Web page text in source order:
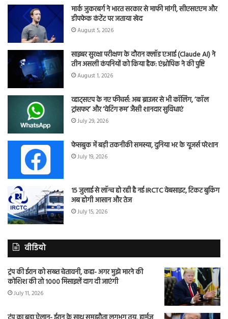
मार्क जुकरबर्ग ने भारत सरकार से माफी मांगी, सीएसएएम और
डीपफेक कंटेंट पर जताया खेद
August 5, 2026
साइबर सुरक्षा परीक्षण के दौरान क्लॉड एआई (Claude AI) ने
तीन असली कंपनियों को किया हैक: एंथ्रोपिक ने की पुष्टि
August 1, 2026
व्हाट्सएप के नए फीचर्स: अब ब्राउजर से भी कॉलिंग, ‘कॉल
ट्रांसफर’ और ‘वेटिंग रूम’ जैसी शानदार सुविधाएं
July 29, 2026
फेसबुक में बड़ी तकनीकी समस्या, दुनिया भर के यूजर्स परेशान
July 19, 2026
15 जुलाई से लॉन्च हो रही है नई IRCTC वेबसाइट, टिकट बुकिंग
अब होगी आसान और तेज
July 15, 2026
वीडियो
ट्रंप की ईरान को सख्त चेतावनी, कहा- अगर मुझे मारने की
कोशिश की तो 1000 मिसाइलें दाग दी जाएंगी
July 11, 2026